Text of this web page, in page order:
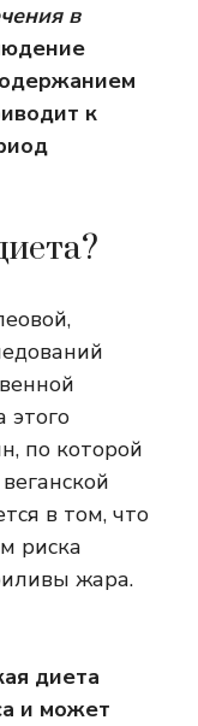
в
к
этого
по которой
в том, что
риска
жара.
диета
и может